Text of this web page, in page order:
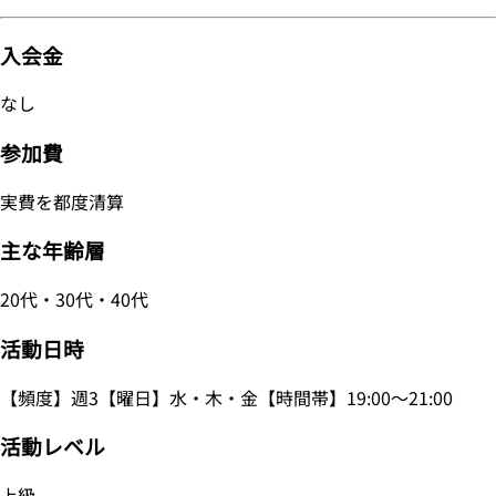
入会金
なし
参加費
実費を都度清算
主な年齢層
20代・30代・40代
活動日時
【頻度】週3【曜日】水・木・金【時間帯】19:00～21:00
活動レベル